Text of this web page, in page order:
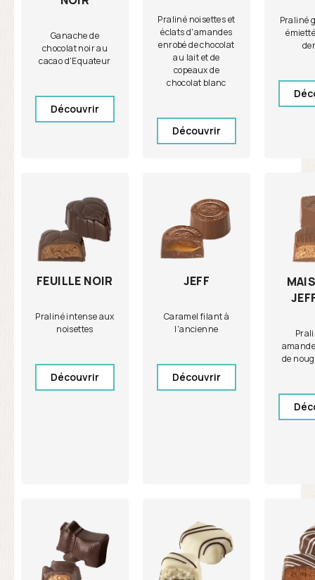
Ganache de
chocolat noir au
cacao d'Equateur
Découvrir
Praliné noisettes et
éclats d'amandes
enrobé de chocolat
au lait et de
copeaux de
chocolat blanc
Découvrir
Praliné
FEUILLE NOIR
Praliné intense aux
noisettes
Découvrir
JEFF
Caramel filant à
l'ancienne
Découvrir
de